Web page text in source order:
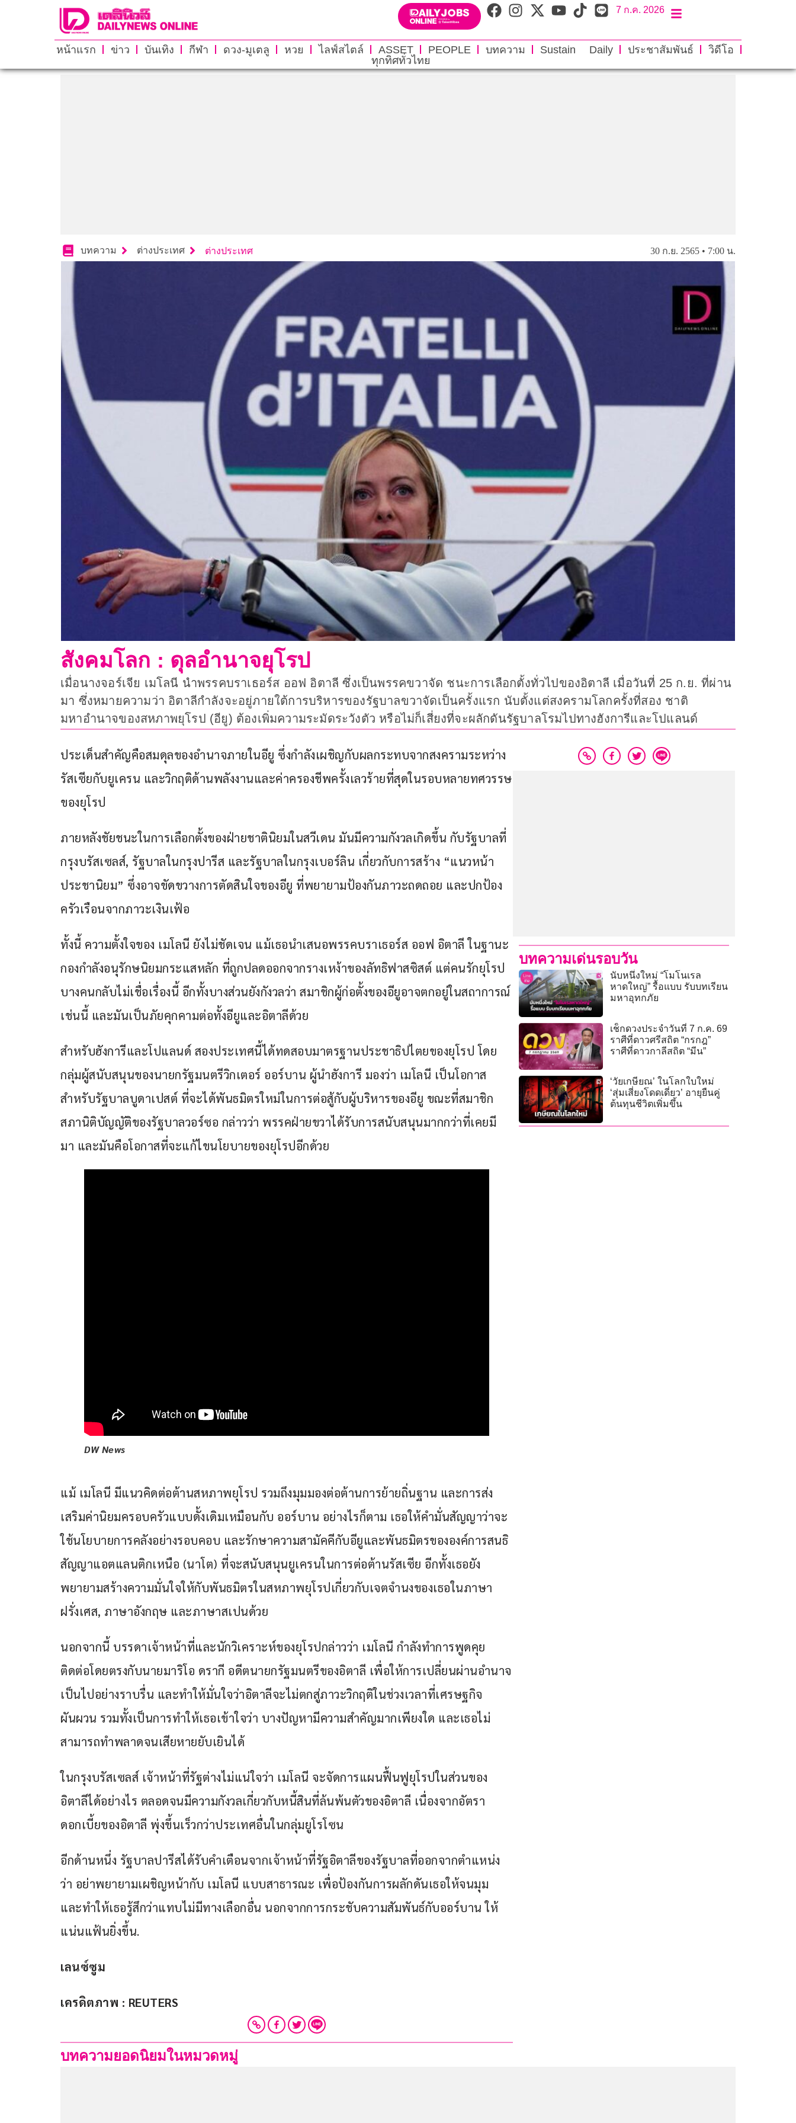
7 ก.ค. 2026
หน้าแรก ข่าว บันเทิง กีฬา ดวง-มูเตลู หวย ไลฟ์สไตล์ ASSET PEOPLE บทความ Sustain Daily ประชาสัมพันธ์
วิดีโอ
ทุกทิศทั่วไทย
บทความ ต่างประเทศ ต่างประเทศ 30 ก.ย. 2565 • 7:00 น.
สังคมโลก : ดุลอำนาจยุโรป
เมื่อนางจอร์เจีย เมโลนี นำพรรคบราเธอร์ส ออฟ อิตาลี ซึ่งเป็นพรรคขวาจัด ชนะการเลือกตั้งทั่วไปของอิตาลี เมื่อวันที่ 25 ก.ย. ที่ผ่าน
มา ซึ่งหมายความว่า อิตาลีกำลังจะอยู่ภายใต้การบริหารของรัฐบาลขวาจัดเป็นครั้งแรก นับตั้งแต่สงครามโลกครั้งที่สอง ชาติ
มหาอำนาจของสหภาพยุโรป (อียู) ต้องเพิ่มความระมัดระวังตัว หรือไม่ก็เสี่ยงที่จะผลักดันรัฐบาลโรมไปทางฮังการีและโปแลนด์
ประเด็นสำคัญคือสมดุลของอำนาจภายในอียู ซึ่งกำลังเผชิญกับผลกระทบจากสงครามระหว่าง
รัสเซียกับยูเครน และวิกฤติด้านพลังงานและค่าครองชีพครั้งเลวร้ายที่สุดในรอบหลายทศวรรษ
ของยุโรป
ภายหลังชัยชนะในการเลือกตั้งของฝ่ายชาตินิยมในสวีเดน มันมีความกังวลเกิดขึ้น กับรัฐบาลที่
กรุงบรัสเซลส์, รัฐบาลในกรุงปารีส และรัฐบาลในกรุงเบอร์ลิน เกี่ยวกับการสร้าง “แนวหน้า
ประชานิยม” ซึ่งอาจขัดขวางการตัดสินใจของอียู ที่พยายามป้องกันภาวะถดถอย และปกป้อง
ครัวเรือนจากภาวะเงินเฟ้อ
ทั้งนี้ ความตั้งใจของ เมโลนี ยังไม่ชัดเจน แม้เธอนำเสนอพรรคบราเธอร์ส ออฟ อิตาลี ในฐานะ
กองกำลังอนุรักษนิยมกระแสหลัก ที่ถูกปลดออกจากรางเหง้าของลัทธิฟาสซิสต์ แต่คนรักยุโรป
บางคนกลับไม่เชื่อเรื่องนี้ อีกทั้งบางส่วนยังกังวลว่า สมาชิกผู้ก่อตั้งของอียูอาจตกอยู่ในสถาการณ์
เช่นนี้ และมันเป็นภัยคุกคามต่อทั้งอียูและอิตาลีด้วย
สำหรับฮังการีและโปแลนด์ สองประเทศนี้ได้ทดสอบมาตรฐานประชาธิปไตยของยุโรป โดย
กลุ่มผู้สนับสนุนของนายกรัฐมนตรีวิกเตอร์ ออร์บาน ผู้นำฮังการี มองว่า เมโลนี เป็นโอกาส
สำหรับรัฐบาลบูดาเปสต์ ที่จะได้พันธมิตรใหม่ในการต่อสู้กับผู้บริหารของอียู ขณะที่สมาชิก
สภานิติบัญญัติของรัฐบาลวอร์ซอ กล่าวว่า พรรคฝ่ายขวาได้รับการสนับสนุนมากกว่าที่เคยมี
มา และมันคือโอกาสที่จะแก้ไขนโยบายของยุโรปอีกด้วย
DW News
แม้ เมโลนี มีแนวคิดต่อต้านสหภาพยุโรป รวมถึงมุมมองต่อต้านการย้ายถิ่นฐาน และการส่ง
เสริมค่านิยมครอบครัวแบบดั้งเดิมเหมือนกับ ออร์บาน อย่างไรก็ตาม เธอให้คำมั่นสัญญาว่าจะ
ใช้นโยบายการคลังอย่างรอบคอบ และรักษาความสามัคคีกับอียูและพันธมิตรขององค์การสนธิ
สัญญาแอตแลนติกเหนือ (นาโต) ที่จะสนับสนุนยูเครนในการต่อต้านรัสเซีย อีกทั้งเธอยัง
พยายามสร้างความมั่นใจให้กับพันธมิตรในสหภาพยุโรปเกี่ยวกับเจตจำนงของเธอในภาษา
ฝรั่งเศส, ภาษาอังกฤษ และภาษาสเปนด้วย
นอกจากนี้ บรรดาเจ้าหน้าที่และนักวิเคราะห์ของยุโรปกล่าวว่า เมโลนี กำลังทำการพูดคุย
ติดต่อโดยตรงกับนายมาริโอ ดรากี อดีตนายกรัฐมนตรีของอิตาลี เพื่อให้การเปลี่ยนผ่านอำนาจ
เป็นไปอย่างราบรื่น และทำให้มั่นใจว่าอิตาลีจะไม่ตกสู่ภาวะวิกฤติในช่วงเวลาที่เศรษฐกิจ
ผันผวน รวมทั้งเป็นการทำให้เธอเข้าใจว่า บางปัญหามีความสำคัญมากเพียงใด และเธอไม่
สามารถทำพลาดจนเสียหายยับเยินได้
ในกรุงบรัสเซลส์ เจ้าหน้าที่รัฐต่างไม่แน่ใจว่า เมโลนี จะจัดการแผนฟื้นฟูยุโรปในส่วนของ
อิตาลีได้อย่างไร ตลอดจนมีความกังวลเกี่ยวกับหนี้สินที่ล้นพ้นตัวของอิตาลี เนื่องจากอัตรา
ดอกเบี้ยของอิตาลี พุ่งขึ้นเร็วกว่าประเทศอื่นในกลุ่มยูโรโซน
อีกด้านหนึ่ง รัฐบาลปารีสได้รับคำเตือนจากเจ้าหน้าที่รัฐอิตาลีของรัฐบาลที่ออกจากตำแหน่ง
ว่า อย่าพยายามเผชิญหน้ากับ เมโลนี แบบสาธารณะ เพื่อป้องกันการผลักดันเธอให้จนมุม
และทำให้เธอรู้สึกว่าแทบไม่มีทางเลือกอื่น นอกจากการกระชับความสัมพันธ์กับออร์บาน ให้
แน่นแฟ้นยิ่งขึ้น.
เลนซ์ซูม
เครดิตภาพ : REUTERS
บทความยอดนิยมในหมวดหมู่
บทความเด่นรอบวัน
นับหนึ่งใหม่ “โมโนเรล
หาดใหญ่” รื้อแบบ รับบทเรียน
มหาอุทกภัย
เช็กดวงประจำวันที่ 7 ก.ค. 69
ราศีที่ดาวศรีสถิต “กรกฎ”
ราศีที่ดาวกาลีสถิต “มีน”
‘วัยเกษียณ’ ในโลกใบใหม่
‘สุ่มเสี่ยงโดดเดี่ยว’ อายุยืนคู่
ต้นทุนชีวิตเพิ่มขึ้น